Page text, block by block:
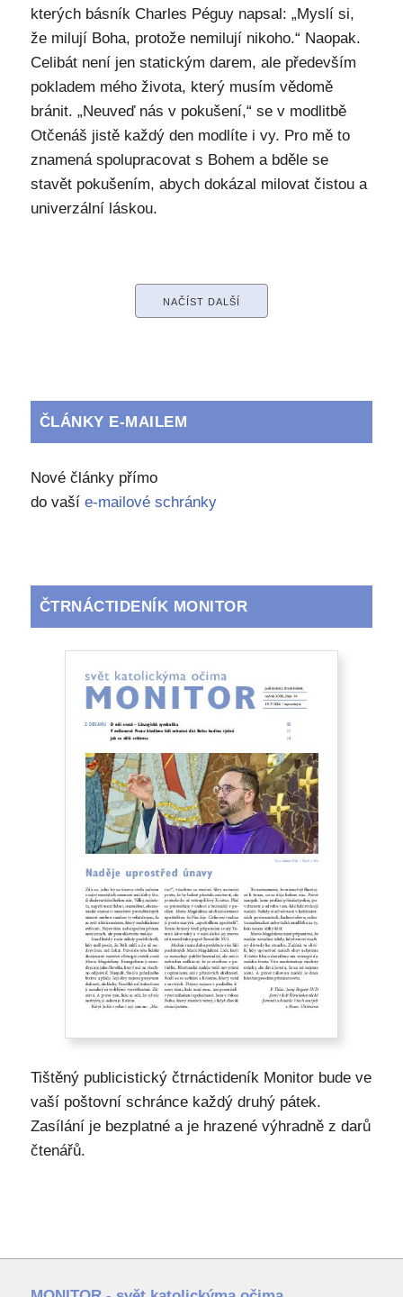
kterých básník Charles Péguy napsal: „Myslí si,
že milují Boha, protože nemilují nikoho.“ Naopak.
Celibát není jen statickým darem, ale především
pokladem mého života, který musím vědomě
bránit. „Neuveď nás v pokušení,“ se v modlitbě
Otčenáš jistě každý den modlíte i vy. Pro mě to
znamená spolupracovat s Bohem a bděle se
stavět pokušením, abych dokázal milovat čistou a
univerzální láskou.
NAČÍST DALŠÍ
ČLÁNKY E-MAILEM
Nové články přímo
do vaší e-mailové schránky
ČTRNÁCTIDENÍK MONITOR
Tištěný publicistický čtrnáctideník Monitor bude ve
vaší poštovní schránce každý druhý pátek.
Zasílání je bezplatné a je hrazené výhradně z darů
čtenářů.